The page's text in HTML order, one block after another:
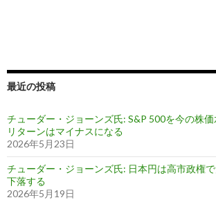
最近の投稿
チューダー・ジョーンズ氏: S&P 500を今の株
リターンはマイナスになる
2026年5月23日
チューダー・ジョーンズ氏: 日本円は高市政権
下落する
2026年5月19日